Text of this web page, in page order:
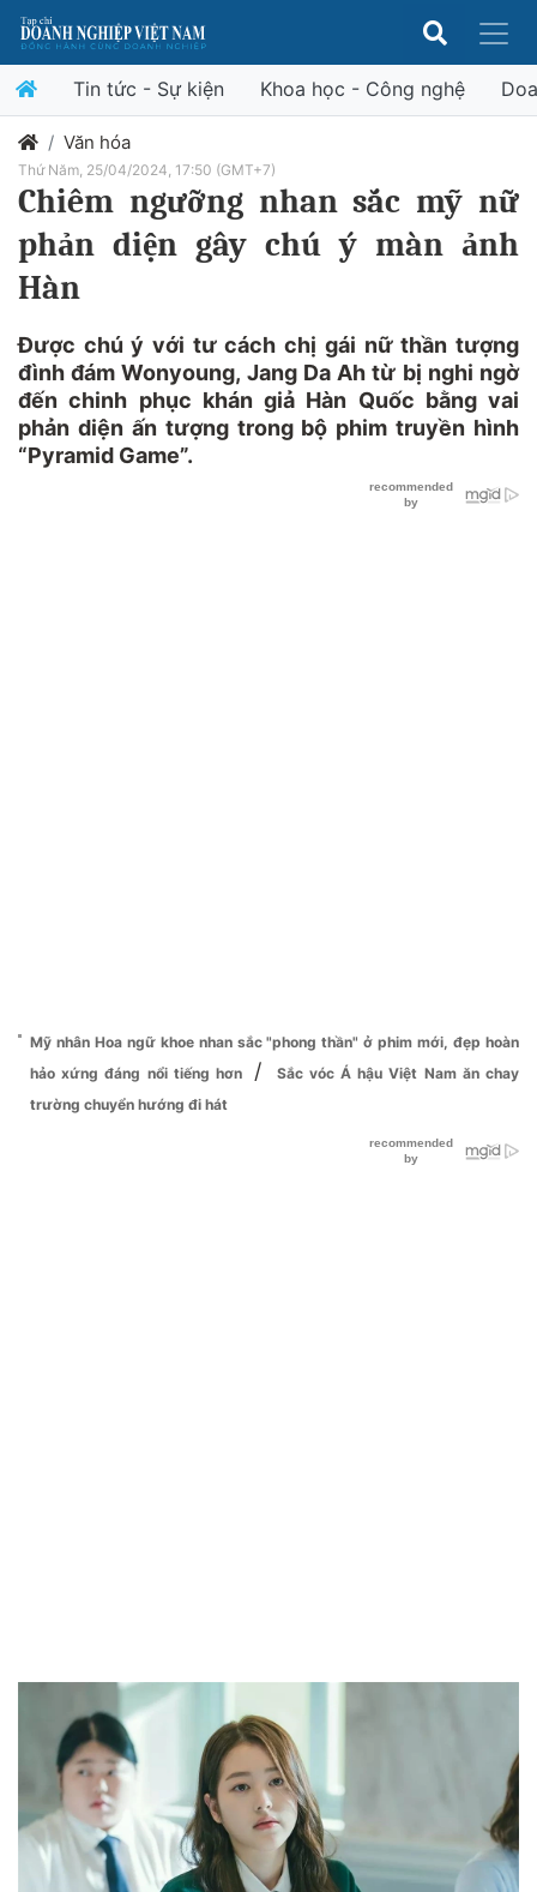
Tin tức - Sự kiện Khoa học - Công nghệ
Văn hóa
Thứ Năm, 25/04/2024, 17:50 (GMT+7)
Chiêm ngưỡng nhan sắc mỹ nữ
phản diện gây chú ý màn ảnh
Hàn
Được chú ý với tư cách chị gái nữ thần tượng
đình đám Wonyoung, Jang Da Ah từ bị nghi ngờ
đến chinh phục khán giả Hàn Quốc bằng vai
phản diện ấn tượng trong bộ phim truyền hình
“Pyramid Game”.
Mỹ nhân Hoa ngữ khoe nhan sắc "phong thần" ở phim mới, đẹp hoàn
hảo xứng đáng nổi tiếng hơn
/
Sắc vóc Á hậu Việt Nam ăn chay
trường chuyển hướng đi hát